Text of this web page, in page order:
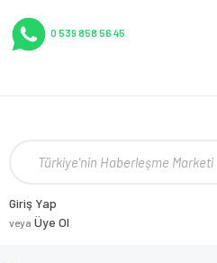
0 539 858 56 45
Giriş Yap
veya Üye Ol